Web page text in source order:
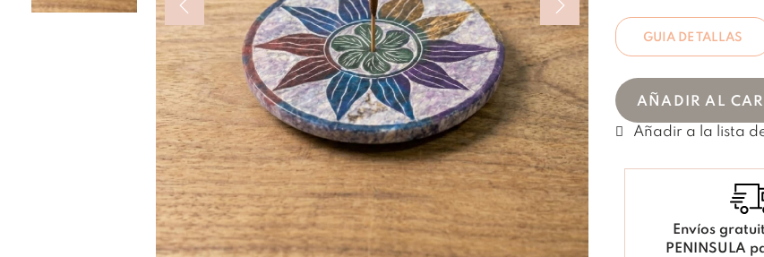
GUIA DE TALLAS
AÑADIR AL
Envíos
PENINSULA